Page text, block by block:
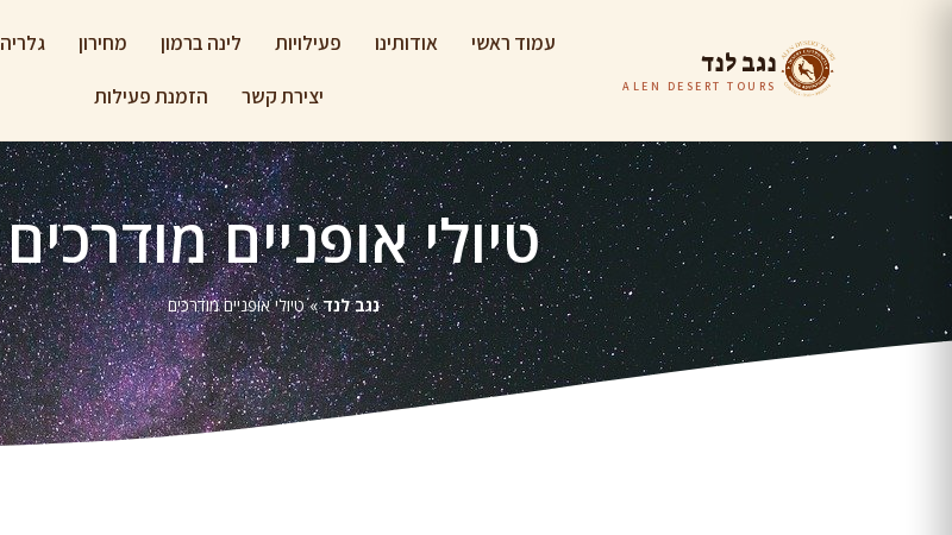
נגב לנד
ALEN DESERT TOURS
עמוד ראשי אודותינו פעילויות לינה ברמון מחירון גלריה
יצירת קשר הזמנת פעילות
טיולי אופניים מודרכים
נגב לנד»טיולי אופניים מודרכים